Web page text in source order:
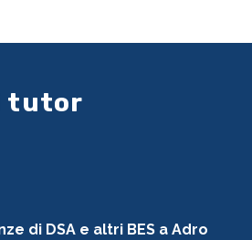
tutor
di DSA e altri BES a Adro